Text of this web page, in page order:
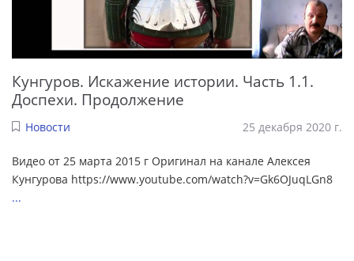
Кунгуров. Искажение истории. Часть 1.1.
Доспехи. Продолжение
Новости 25 декабря 2020 г.
Видео от 25 марта 2015 г Оригинал на канале Алексея
Кунгурова https://www.youtube.com/watch?v=Gk6OJuqLGn8
...